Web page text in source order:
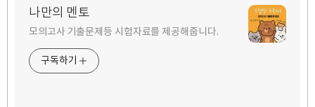
나만의 멘토
모의고사 기출문제등 시험자료를 제공해줍니다.
구독하기